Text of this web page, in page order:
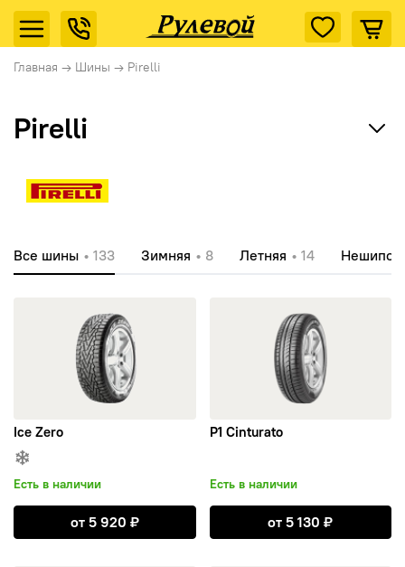
Главная → Шины → Pirelli
Pirelli
Ikon Tyres (Nokian Tyres)
Tunga
Yokohama
Все шины • 133 Зимняя • 8 Летняя • 14
Ice Zero
от 5 920 ₽
Открыть Ice Zero
Есть в наличии
P1 Cinturato
от5 130 ₽
Открыть P1
Есть в наличии